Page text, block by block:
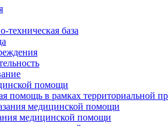
техническая база
помощи
помощь в рамках территориальной
медицинской помощи
медицинской помощи